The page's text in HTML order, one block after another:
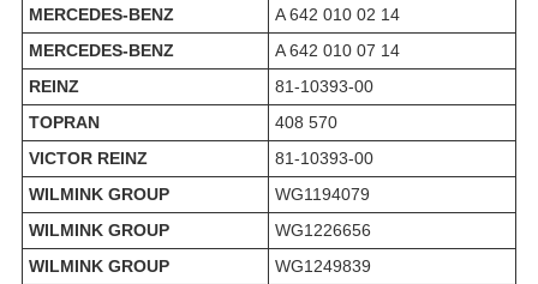
MERCEDES-BENZ
A 642 010 02 14
MERCEDES-BENZ
A 642 010 07 14
REINZ
81-10393-00
TOPRAN
408 570
VICTOR REINZ
81-10393-00
WILMINK GROUP
WG1194079
WILMINK GROUP
WG1226656
WILMINK GROUP
WG1249839